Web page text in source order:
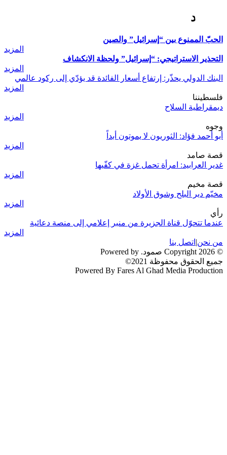
اقتصاد
الحبّ الممنوع بين “إسرائيل” والصين
المزيد
التحذير الاستراتيجي: “إسرائيل” ولحظة الانكشاف
المزيد
البنك الدولي يحذّر: إرتفاع أسعار الفائدة قد يؤدّي إلى ركود عالمي
المزيد
فلسطيننا
ديمقراطية السلاح
المزيد
وجوه
أبو أحمد فؤاد: الثوريون لا يموتون أبداً
المزيد
قصة صامد
غدير العرابيد: امرأة تحمل غزة في كفّيها
المزيد
قصة مخيم
مخيّم دير البلح وشوق الأولاد
المزيد
رأي
عندما تتحوّل قناة الجزيرة من منبر إعلامي إلى منصة دعائية
المزيد
من نحن| اتصل بنا
© 2026 Copyright صمود. Powered by
جميع الحقوق محفوظة 2021©
Powered By Fares Al Ghad Media Production